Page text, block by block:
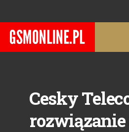
Cesky
rozwiązanie